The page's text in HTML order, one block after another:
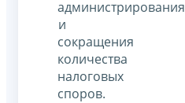
администрирования
и
сокращения
количества
налоговых
споров.